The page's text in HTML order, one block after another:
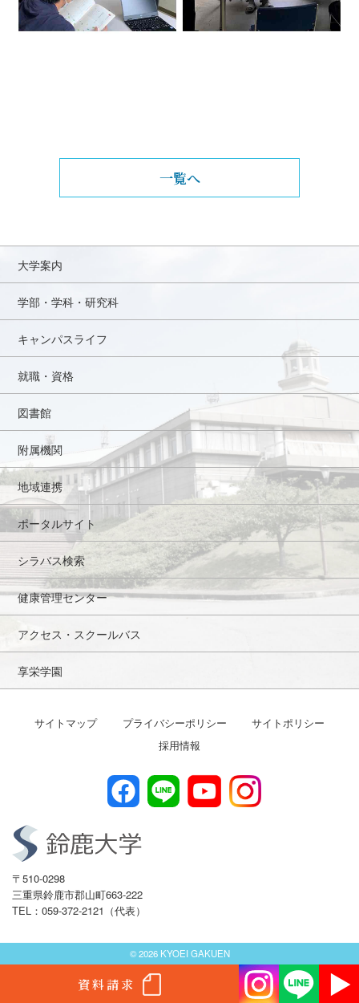
資料請求
一覧へ
大学案内
学部・学科・研究科
キャンパスライフ
就職・資格
図書館
附属機関
地域連携
ポータルサイト
シラバス検索
健康管理センター
アクセス・スクールバス
享栄学園
〒510-0298
三重県鈴鹿市郡山町663-222
TEL：059-372-2121（代表）
サイトマップ プライバシーポリシー
サイトポリシー
採用情報
© 2026 KYOEI GAKUEN